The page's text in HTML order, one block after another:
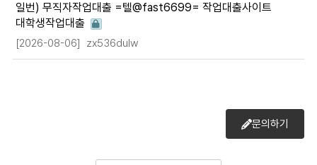
일번) 무직자작업대출 =텔@fast6699= 작업대출사이트
대학생작업대출
[2026-08-06] zx536dulw
문의하기